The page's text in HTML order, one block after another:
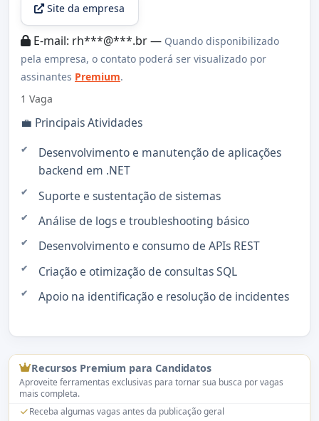
Site da empresa
E-mail: rh***@***.br — Quando disponibilizado
pela empresa, o contato poderá ser visualizado por
assinantes Premium.
1 Vaga
💼 Principais Atividades
Desenvolvimento e manutenção de aplicações
backend em .NET
Suporte e sustentação de sistemas
Análise de logs e troubleshooting básico
Desenvolvimento e consumo de APIs REST
Criação e otimização de consultas SQL
Apoio na identificação e resolução de incidentes
Recursos Premium para Candidatos
Aproveite ferramentas exclusivas para tornar sua busca por vagas
mais completa.
Receba algumas vagas antes da publicação geral